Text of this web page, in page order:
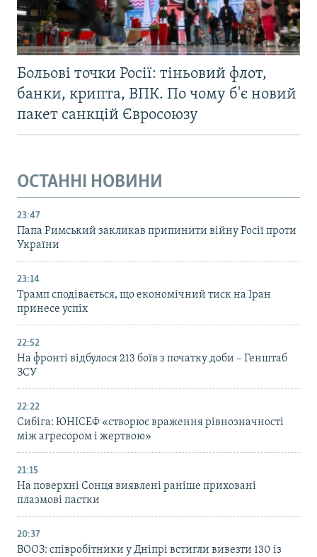
Больові точки Росії: тіньовий флот,
банки, крипта, ВПК. По чому б'є новий
пакет санкцій Євросоюзу
ОСТАННІ НОВИНИ
23:47
Папа Римський закликав припинити війну Росії проти
України
23:14
Трамп сподівається, що економічний тиск на Іран
принесе успіх
22:52
На фронті відбулося 213 боїв з початку доби – Генштаб
ЗСУ
22:22
Сибіга: ЮНІСЕФ «створює враження рівнозначності
між агресором і жертвою»
21:15
На поверхні Сонця виявлені раніше приховані
плазмові пастки
20:37
ВООЗ: співробітники у Дніпрі встигли вивезти 130 із